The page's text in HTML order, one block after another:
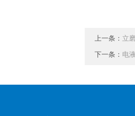
上一条： 立
下一条： 电